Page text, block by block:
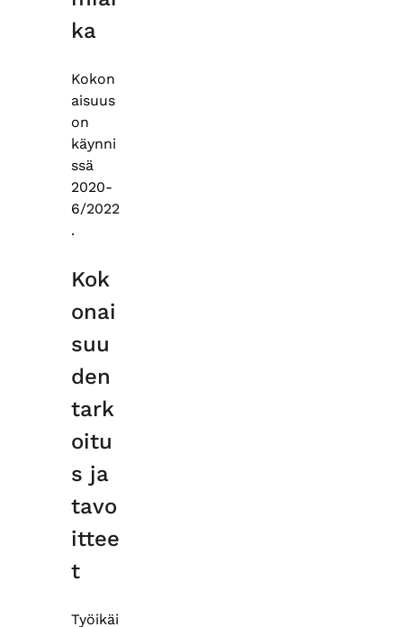
ka
Kokon
aisuus
on
käynni
ssä
2020-
6/2022
.
Kok
onai
suu
den
tark
oitu
s ja
tavo
ittee
t
Työikäi